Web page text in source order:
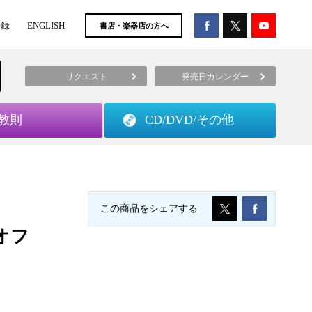
ENGLISH 書店・楽器店の方へ
リクエスト 発売日カレンダー
則 CD/DVD/その他
フ
この商品をシェアする